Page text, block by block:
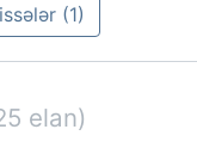
(1)
elan)